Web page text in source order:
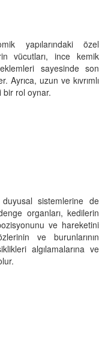
yapılarındaki özel
vücutları, ince kemik
sayesinde son
uzun ve kıvrımlı
bir rol oynar.
sistemlerine de
organları, kedilerin
ve hareketini
ve burunlarının
algılamalarına ve